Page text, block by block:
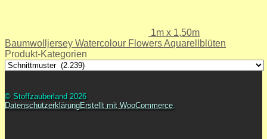
1m x 1,50m
Baumwolljersey Watercolour Flowers Aquarellblüten
Produkt-Kategorien
© Stoffzauberland 2026
DatenschutzerklärungErstellt mit WooCommerce